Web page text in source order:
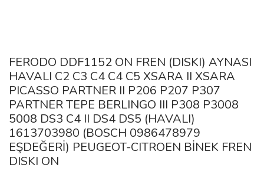
FERODO DDF1152 ON FREN (DISKI) AYNASI
HAVALI C2 C3 C4 C4 C5 XSARA II XSARA
PICASSO PARTNER II P206 P207 P307
PARTNER TEPE BERLINGO III P308 P3008
5008 DS3 C4 II DS4 DS5 (HAVALI)
1613703980 (BOSCH 0986478979
EŞDEĞERİ) PEUGEOT-CITROEN BİNEK FREN
DISKI ON